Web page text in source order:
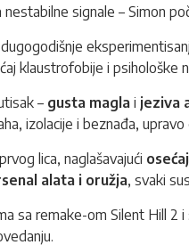
signale – Simon
klaustrofobije i
– gusta magla i jeziva
izolacije i beznađa,
lica, naglašavajući
alata i oružja, svaki
sa remake-om Silent Hill